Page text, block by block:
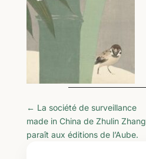
← La société de surveillance
made in China de Zhulin Zhang
paraît aux éditions de l’Aube.